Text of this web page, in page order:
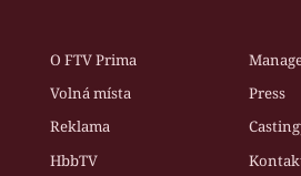
O FTV Prima
Volná místa
Press
Reklama
HbbTV